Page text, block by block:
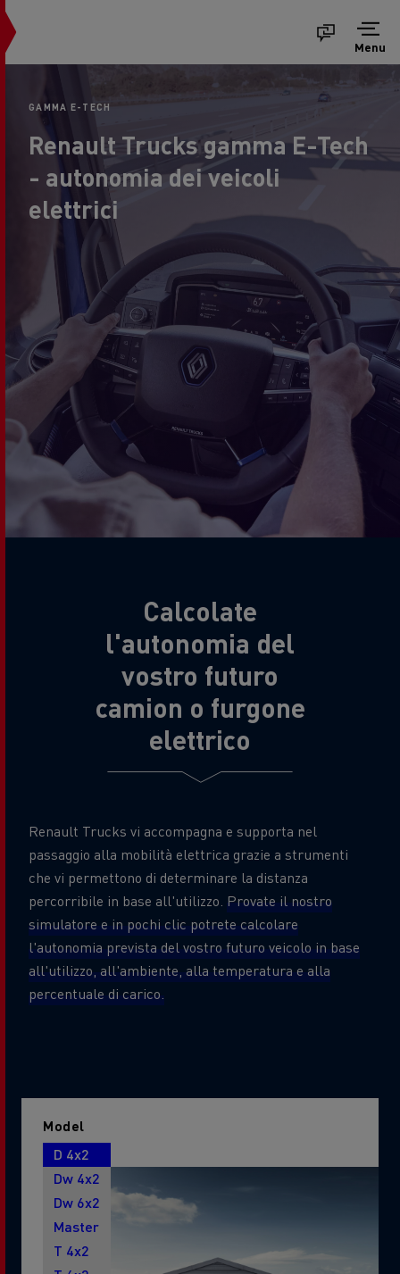
Menu
GAMMA E-TECH
Renault Trucks gamma E-Tech
- autonomia dei veicoli
elettrici
Calcolate
l'autonomia del
vostro futuro
camion o furgone
elettrico
Renault Trucks vi accompagna e supporta nel
passaggio alla mobilità elettrica grazie a strumenti
che vi permettono di determinare la distanza
percorribile in base all'utilizzo. Provate il nostro
simulatore e in pochi clic potrete calcolare
l'autonomia prevista del vostro futuro veicolo in base
all'utilizzo, all'ambiente, alla temperatura e alla
percentuale di carico.
Model
D 4x2
Dw 4x2
Dw 6x2
Master
T 4x2